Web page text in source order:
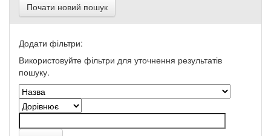
Почати новий пошук
Додати фільтри:
Використовуйте фільтри для уточнення результатів
пошуку.